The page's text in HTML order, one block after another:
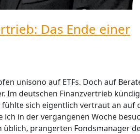
Das Ende einer
unisono auf ETFs. Doch auf
Im deutschen Finanzvertrieb
sich eigentlich vertraut an auf
in der vergangenen Woche
prangerten Fondsmanager